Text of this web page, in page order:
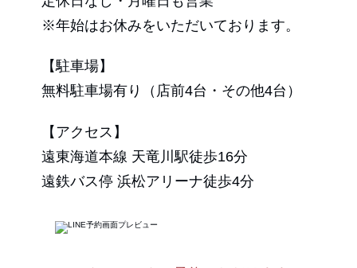
※年始はお休みをいただいております。
【駐車場】
無料駐車場有り（店前4台・その他4台）
【アクセス】
遠東海道本線 天竜川駅徒歩16分
遠鉄バス停 浜松アリーナ徒歩4分